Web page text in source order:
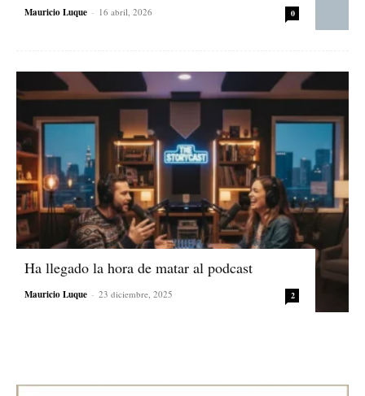
Mauricio Luque - 16 abril, 2026 0
Ha llegado la hora de matar al podcast
Mauricio Luque - 23 diciembre, 2025 2